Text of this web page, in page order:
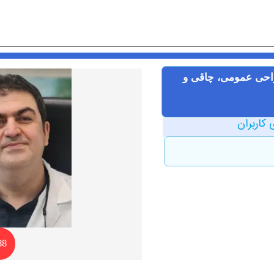
عمومی، چاقی و
کاربران